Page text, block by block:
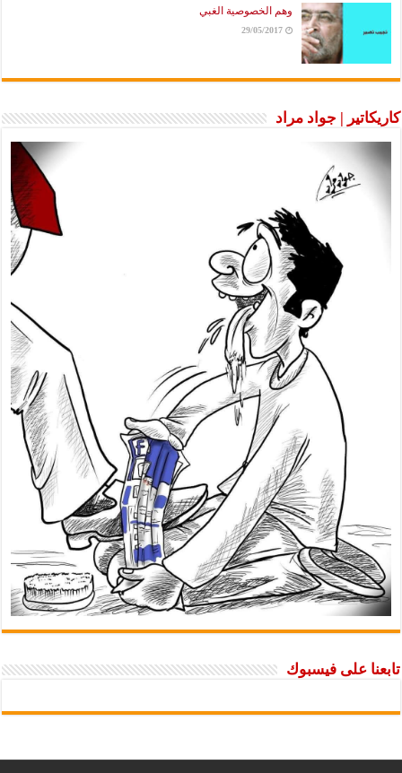
وهم الخصوصية الغبي
29/05/2017
كاريكاتير | جواد مراد
تابعنا على فيسبوك